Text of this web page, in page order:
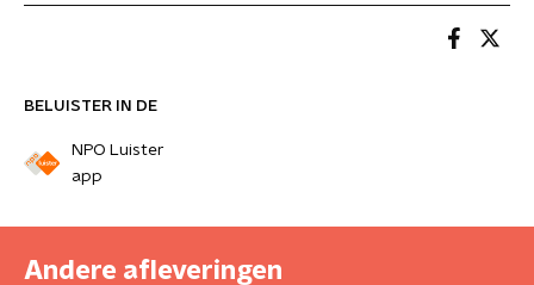
BELUISTER IN DE
NPO Luister
app
Andere afleveringen